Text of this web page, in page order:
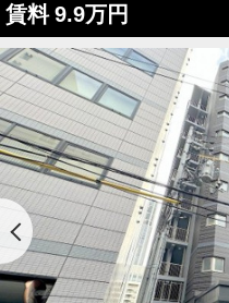
賃料 9.9万円